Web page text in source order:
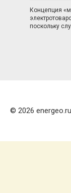
Концепция
поскольку
© 2026 energeo.ru